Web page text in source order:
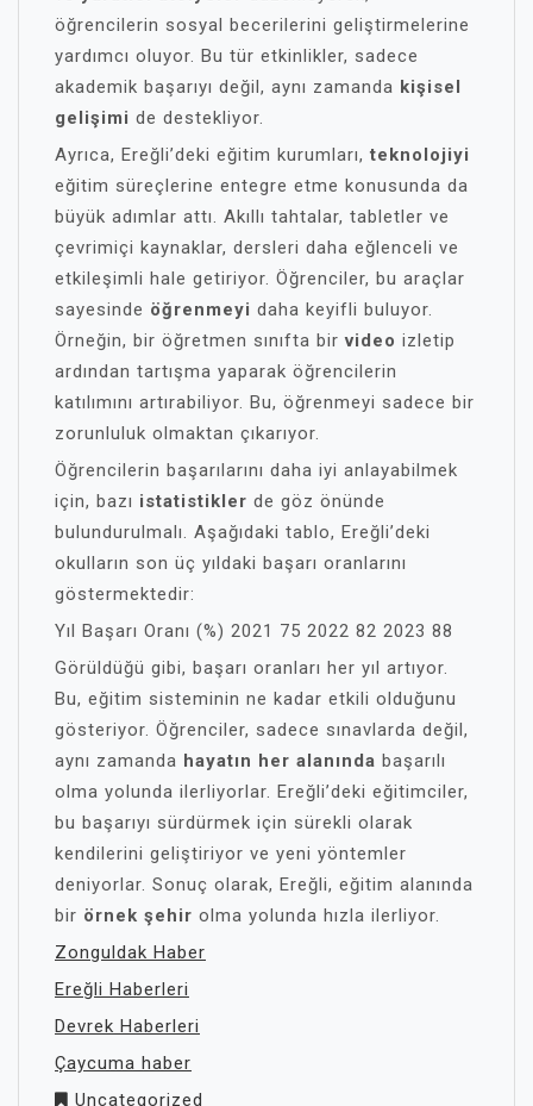
öğrencilerin sosyal becerilerini geliştirmelerine
yardımcı oluyor. Bu tür etkinlikler, sadece
akademik başarıyı değil, aynı zamanda kişisel
gelişimi de destekliyor.
Ayrıca, Ereğli’deki eğitim kurumları,teknolojiyi
eğitim süreçlerine entegre etme konusunda da
büyük adımlar attı. Akıllı tahtalar, tabletler ve
çevrimiçi kaynaklar, dersleri daha eğlenceli ve
etkileşimli hale getiriyor. Öğrenciler, bu araçlar
sayesinde öğrenmeyi daha keyifli buluyor.
Örneğin, bir öğretmen sınıfta birvideo izletip
ardından tartışma yaparak öğrencilerin
katılımını artırabiliyor. Bu, öğrenmeyi sadece bir
zorunluluk olmaktan çıkarıyor.
Öğrencilerin başarılarını daha iyi anlayabilmek
için, bazı istatistikler de göz önünde
bulundurulmalı. Aşağıdaki tablo, Ereğli’deki
okulların son üç yıldaki başarı oranlarını
göstermektedir:
Yıl Başarı Oranı (%) 2021 75 2022 82 2023 88
Görüldüğü gibi, başarı oranları her yıl artıyor.
Bu, eğitim sisteminin ne kadar etkili olduğunu
gösteriyor. Öğrenciler, sadece sınavlarda değil,
aynı zamanda hayatın her alanında başarılı
olma yolunda ilerliyorlar. Ereğli’deki eğitimciler,
bu başarıyı sürdürmek için sürekli olarak
kendilerini geliştiriyor ve yeni yöntemler
deniyorlar. Sonuç olarak, Ereğli, eğitim alanında
bir örnek şehir olma yolunda hızla ilerliyor.
Zonguldak Haber
Ereğli Haberleri
Devrek Haberleri
Çaycuma haber
Uncategorized